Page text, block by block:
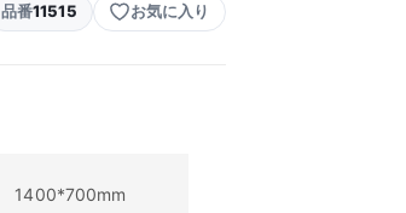
品番11515 お気に入り
1400*700mm